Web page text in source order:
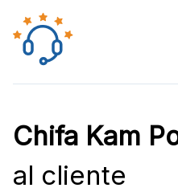
Chifa Kam
al cliente